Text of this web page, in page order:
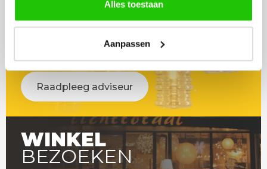
Alles toestaan
Aanpassen
ADVIES
Raadpleeg adviseur
WINKEL
BEZOEKEN